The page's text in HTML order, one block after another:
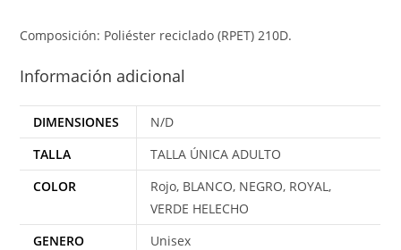
Composición: Poliéster reciclado (RPET) 210D.
Información adicional
DIMENSIONES
N/D
TALLA
TALLA ÚNICA ADULTO
COLOR
Rojo, BLANCO, NEGRO, ROYAL,
VERDE HELECHO
GENERO
Unisex